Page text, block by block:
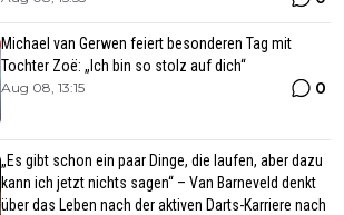
Michael van Gerwen feiert besonderen Tag mit
Tochter Zoë: „Ich bin so stolz auf dich“
Aug 08, 13:15 0
„Es gibt schon ein paar Dinge, die laufen, aber dazu
kann ich jetzt nichts sagen“ – Van Barneveld denkt
über das Leben nach der aktiven Darts-Karriere nach